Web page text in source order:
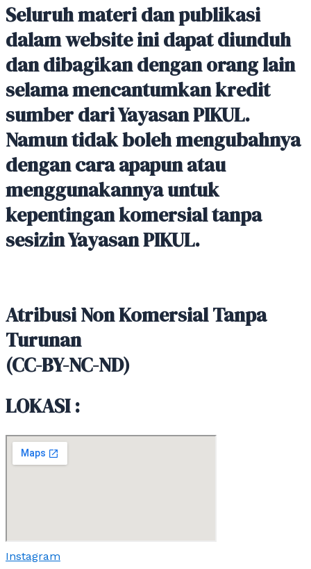
Seluruh materi dan publikasi
dalam website ini dapat diunduh
dan dibagikan dengan orang lain
selama mencantumkan kredit
sumber dari Yayasan PIKUL.
Namun tidak boleh mengubahnya
dengan cara apapun atau
menggunakannya untuk
kepentingan komersial tanpa
sesizin Yayasan PIKUL.
Atribusi Non Komersial Tanpa
Turunan
(CC-BY-NC-ND)
LOKASI :
Instagram